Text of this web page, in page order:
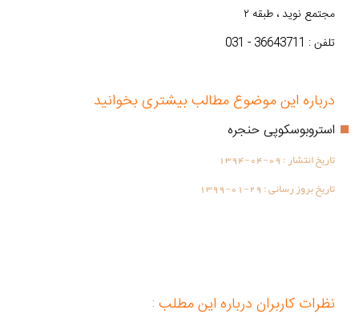
مجتمع نوید ، طبقه ۲
تلفن : 36643711 - 031
درباره این موضوع مطالب بیشتری بخوانید
استروبوسکوپی حنجره
تاریخ انتشار :1394-04-09
تاریخ بروز رسانی :1399-01-29
نظرات کاربران درباره این مطلب :